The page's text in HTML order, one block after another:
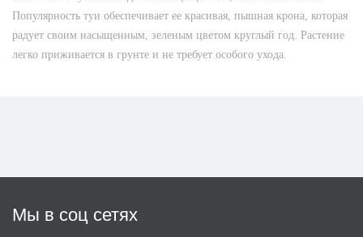
Популярность туи обеспечивает ее красивая, пышная крона, которая
радует своим насыщенным, зеленым цветом круглый год. Растение
легко приживается в грунте и не требует особого ухода.
Мы в соц сетях